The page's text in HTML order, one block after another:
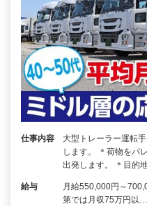
仕事内容
大型トレーラー運転
します。 ＊荷物をパ
出発します。 ＊目的
給与
月給550,000円～
第では月収75万円以…